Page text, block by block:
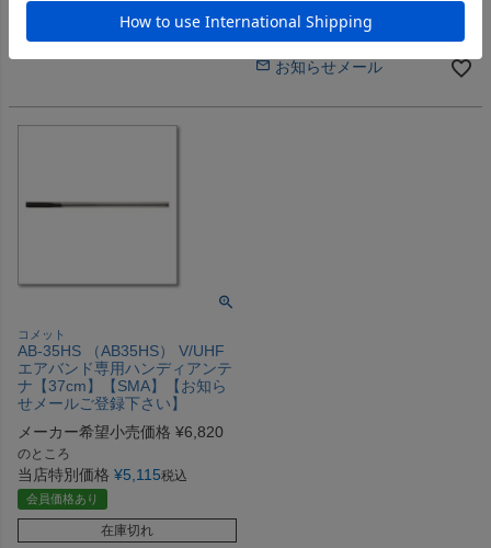
お知らせメール 在庫切れ
お知らせメール
コメット
AB-35HS （AB35HS） V/UHF
エアバンド専用ハンディアンテ
ナ【37cm】【SMA】【お知ら
せメールご登録下さい】
メーカー希望小売価格 ¥6,820
のところ
当店特別価格 ¥5,115税込
会員価格あり
在庫切れ